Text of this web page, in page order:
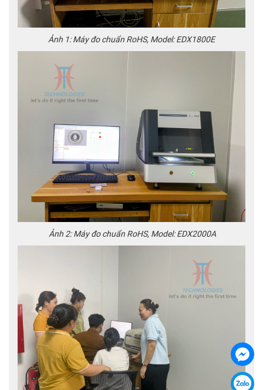
Ảnh 1: Máy đo chuẩn RoHS, Model: EDX1800E
Ảnh 2: Máy đo chuẩn RoHS, Model: EDX2000A